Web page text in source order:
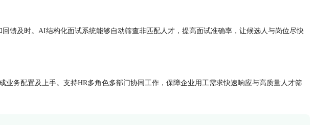
馈及时。AI结构化面试系统能够自动筛查非匹配人才，提高面试准确率，让候选人与岗位尽快
务配置及上手。支持HR多角色多部门协同工作，保障企业用工需求快速响应与高质量人才筛